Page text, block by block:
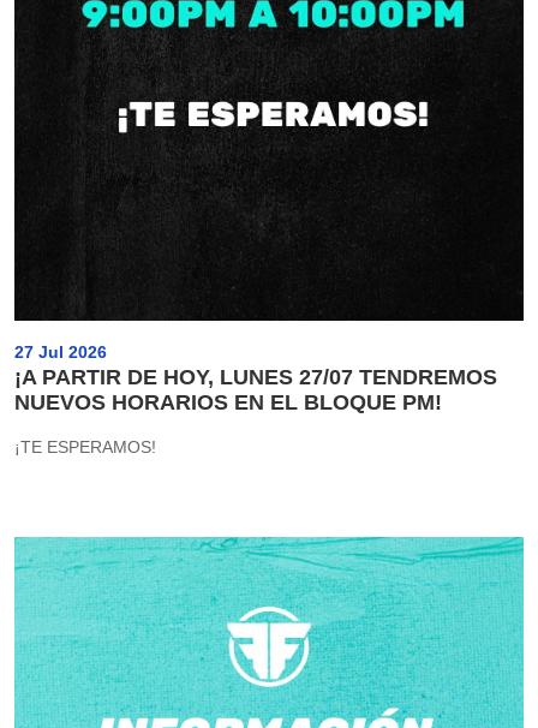
27 Jul 2026
¡A PARTIR DE HOY, LUNES 27/07 TENDREMOS
NUEVOS HORARIOS EN EL BLOQUE PM!
¡TE ESPERAMOS!